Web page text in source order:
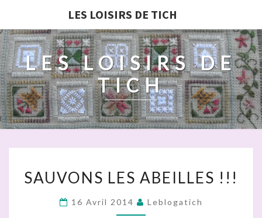
LES LOISIRS DE TICH
LES LOISIRS DE
TICH
LES
ABEILLES
!!!
SAUVONS LES ABEILLES !!!
16 Avril 2014 Leblogatich